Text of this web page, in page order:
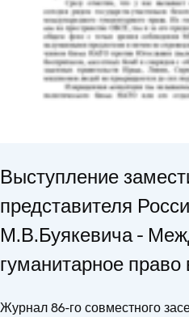
Выступление
представителя
М.В.Буякевича -
гуманитарное
Журнал 86-го совместного